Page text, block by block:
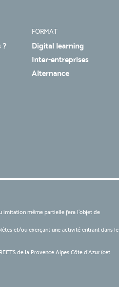
?
FORMAT
Digital learning
Inter-entreprises
Alternance
imitation même partielle fera l'objet de
et/ou exerçant une activité entrant dans le
de la Provence Alpes Côte d’Azur (cet